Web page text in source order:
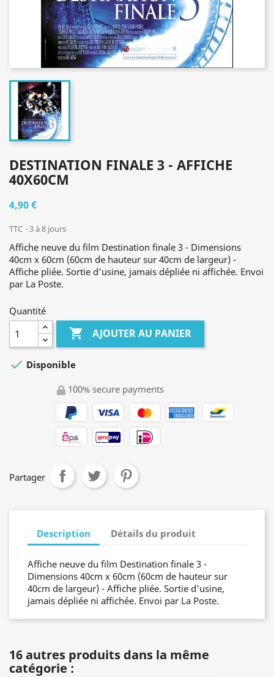
DESTINATION FINALE 3 - AFFICHE
40X60CM
4,90 €
TTC 3 à 8 jours
Affiche neuve du film Destination finale 3 - Dimensions
40cm x 60cm (60cm de hauteur sur 40cm de largeur) -
Affiche pliée. Sortie d'usine, jamais dépliée ni affichée. Envoi
par La Poste.
Quantité
 AJOUTER AU PANIER
 Disponible
100% secure payments
Partager
Description Détails du produit
Affiche neuve du film Destination finale 3 -
Dimensions 40cm x 60cm (60cm de hauteur sur
40cm de largeur) - Affiche pliée. Sortie d'usine,
jamais dépliée ni affichée. Envoi par La Poste.
16 autres produits dans la même
catégorie :